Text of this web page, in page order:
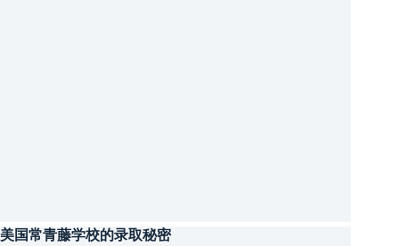
美国常青藤学校的录取秘密